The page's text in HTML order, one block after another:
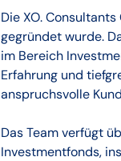
Die XO.
gegründet wurde.
im Bereich
Erfahrung und
anspruchsvolle
Das Team verfügt
Investmentfonds,